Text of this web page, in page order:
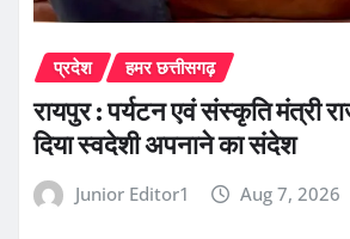
प्रदेश हमर छत्तीसगढ़
रायपुर : पर्यटन एवं संस्कृति मंत्री
दिया स्वदेशी अपनाने का संदेश
Junior Editor1 Aug 7, 2026